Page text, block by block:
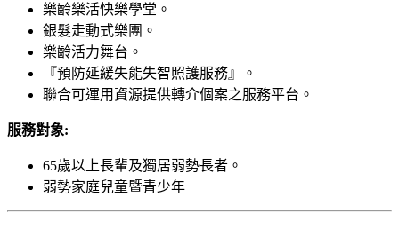
樂齡樂活快樂學堂。
銀髮走動式樂團。
樂齡活力舞台。
『預防延緩失能失智照護服務』。
聯合可運用資源提供轉介個案之服務平台。
服務對象:
65歲以上長輩及獨居弱勢長者。
弱勢家庭兒童暨青少年